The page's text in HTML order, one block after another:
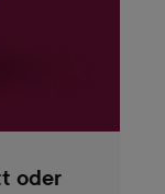
oder